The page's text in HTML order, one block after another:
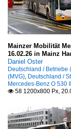
Mainzer Mobilität
16.02.26 in Mainz
Daniel Oster
Deutschland / Betriebe
(MVG), Deutschland /
Mercedes-Benz O 530
 58 1200x800 Px,